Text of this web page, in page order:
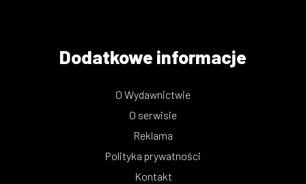
Dodatkowe informacje
O Wydawnictwie
O serwisie
Reklama
Polityka prywatności
Kontakt